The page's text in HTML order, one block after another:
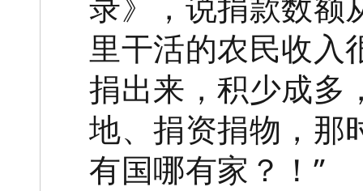
里干活的农民收入
捐出来，积少成多
地、捐资捐物，那
有国哪有家？！”